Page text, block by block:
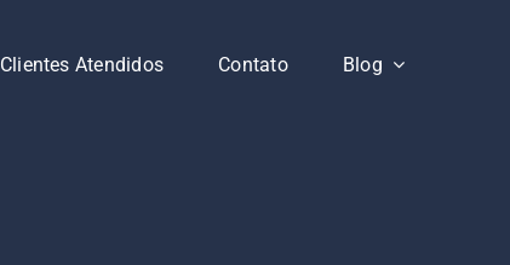
Clientes Atendidos Contato Blog